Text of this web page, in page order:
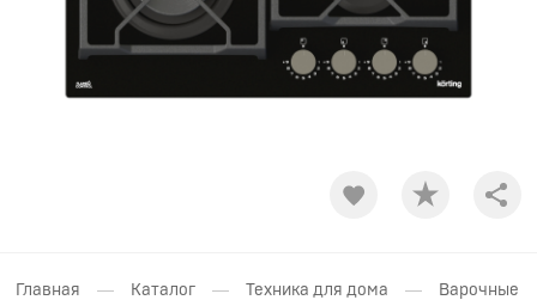
Главная — Каталог — Техника для дома —
Варочные